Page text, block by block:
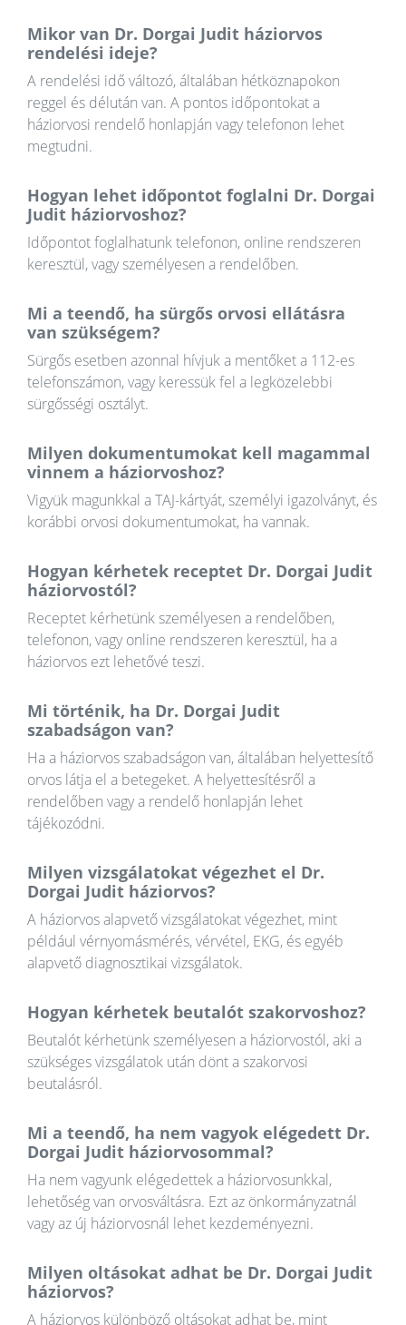
Mikor van Dr. Dorgai Judit háziorvos
rendelési ideje?
A rendelési idő változó, általában hétköznapokon
reggel és délután van. A pontos időpontokat a
háziorvosi rendelő honlapján vagy telefonon lehet
megtudni.
Hogyan lehet időpontot foglalni Dr. Dorgai
Judit háziorvoshoz?
Időpontot foglalhatunk telefonon, online rendszeren
keresztül, vagy személyesen a rendelőben.
Mi a teendő, ha sürgős orvosi ellátásra
van szükségem?
Sürgős esetben azonnal hívjuk a mentőket a 112-es
telefonszámon, vagy keressük fel a legközelebbi
sürgősségi osztályt.
Milyen dokumentumokat kell magammal
vinnem a háziorvoshoz?
Vigyük magunkkal a TAJ-kártyát, személyi igazolványt, és
korábbi orvosi dokumentumokat, ha vannak.
Hogyan kérhetek receptet Dr. Dorgai Judit
háziorvostól?
Receptet kérhetünk személyesen a rendelőben,
telefonon, vagy online rendszeren keresztül, ha a
háziorvos ezt lehetővé teszi.
Mi történik, ha Dr. Dorgai Judit
szabadságon van?
Ha a háziorvos szabadságon van, általában helyettesítő
orvos látja el a betegeket. A helyettesítésről a
rendelőben vagy a rendelő honlapján lehet
tájékozódni.
Milyen vizsgálatokat végezhet el Dr.
Dorgai Judit háziorvos?
A háziorvos alapvető vizsgálatokat végezhet, mint
például vérnyomásmérés, vérvétel, EKG, és egyéb
alapvető diagnosztikai vizsgálatok.
Hogyan kérhetek beutalót szakorvoshoz?
Beutalót kérhetünk személyesen a háziorvostól, aki a
szükséges vizsgálatok után dönt a szakorvosi
beutalásról.
Mi a teendő, ha nem vagyok elégedett Dr.
Dorgai Judit háziorvosommal?
Ha nem vagyunk elégedettek a háziorvosunkkal,
lehetőség van orvosváltásra. Ezt az önkormányzatnál
vagy az új háziorvosnál lehet kezdeményezni.
Milyen oltásokat adhat be Dr. Dorgai Judit
háziorvos?
A háziorvos különböző oltásokat adhat be, mint